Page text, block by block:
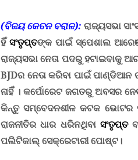
(ବିଜୟ କେତନ ବରାଳ): ରାଜ୍ୟସଭା
ହିଁସଂତୃପ୍ତଙ୍କ ପାଇଁ ସ୍ପେଶାଲ
ରାଜ୍ୟସଭା ନେତା ପଦରୁ ହଟାଇବାକୁ
BJDର ନେତା କରିବା ପାଇଁ ପାଣ୍ଡିଆନ
ନାହିଁ ।କର୍ପୋରେଟ ଜଗତରୁ ଅବସର
କିନ୍ତୁ ସମ୍ବେଦନଶୀଳ କଟକ ଭୋଟର
ରାଜନୀତିର ଧାର ଧରିନଥିବାସଂତୃପ୍ତ
ପଲିଟିକାଲ୍ ସେକ୍ରେଟାରୀ ପୋଷ୍ଟ।